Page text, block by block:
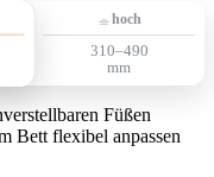
hoch
310–490
mm
Füßen
Bett flexibel anpassen